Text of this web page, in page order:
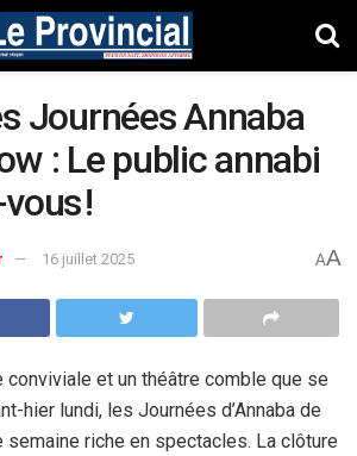
Journées Annaba
: Le public annabi
!
16 juillet 2025 AA
conviviale et un théâtre comble que se
hier lundi, les Journées d’Annaba de
semaine riche en spectacles. La clôture